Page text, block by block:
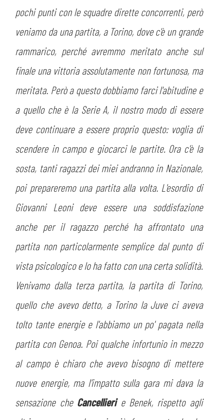
pochi punti con le squadre dirette concorrenti, però
veniamo da una partita, a Torino, dove c'è un grande
rammarico, perché avremmo meritato anche sul
finale una vittoria assolutamente non fortunosa, ma
meritata. Però a questo dobbiamo farci l'abitudine e
a quello che è la Serie A, il nostro modo di essere
deve continuare a essere proprio questo: voglia di
scendere in campo e giocarci le partite. Ora c'è la
sosta, tanti ragazzi dei miei andranno in Nazionale,
poi prepareremo una partita alla volta. L'esordio di
Giovanni Leoni deve essere una soddisfazione
anche per il ragazzo perché ha affrontato una
partita non particolarmente semplice dal punto di
vista psicologico e lo ha fatto con una certa solidità.
Venivamo dalla terza partita, la partita di Torino,
quello che avevo detto, a Torino la Juve ci aveva
tolto tante energie e l'abbiamo un po' pagata nella
partita con Genoa. Poi qualche infortunio in mezzo
al campo è chiaro che avevo bisogno di mettere
nuove energie, ma l'impatto sulla gara mi dava la
sensazione che Cancellieri e Benek, rispetto agli
ACCETTA E SALVA